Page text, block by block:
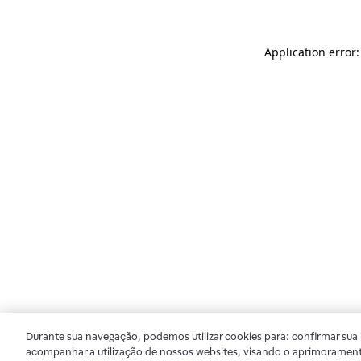
Application
Durante sua navegação, podemos utilizar cookies para: confirmar
acompanhar a utilização de nossos websites, visando o